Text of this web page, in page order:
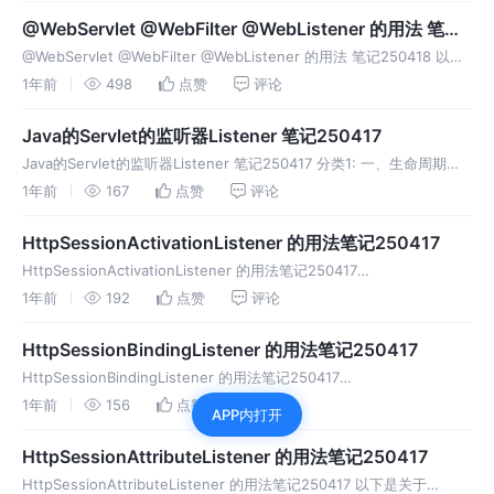
@WebServlet @WebFilter @WebListener 的用法 笔记
250418
@WebServlet @WebFilter @WebListener 的用法 笔记250418 以下
是关于 @WebServlet、@WebFilter 和 @WebListener 三个注解的用
1年前 498 点赞 评论
Java的Servlet的监听器Listener 笔记250417
Java的Servlet的监听器Listener 笔记250417 分类1: 一、生命周期监
听器 监听容器（如 Tomcat）中应用、会话或请求的创建与销毁。 监听
1年前 167 点赞 评论
HttpSessionActivationListener 的用法笔记250417
HttpSessionActivationListener 的用法笔记250417
HttpSessionActivationListener 是 Java Servlet 规范中用于监听
1年前 192 点赞 评论
HttpSessionBindingListener 的用法笔记250417
HttpSessionBindingListener 的用法笔记250417
HttpSessionBindingListener 是 Java Servlet 规范中 唯一 由 被存储
1年前 156 点赞 评论
HttpSessionAttributeListener 的用法笔记250417
HttpSessionAttributeListener 的用法笔记250417 以下是关于
APP内打开